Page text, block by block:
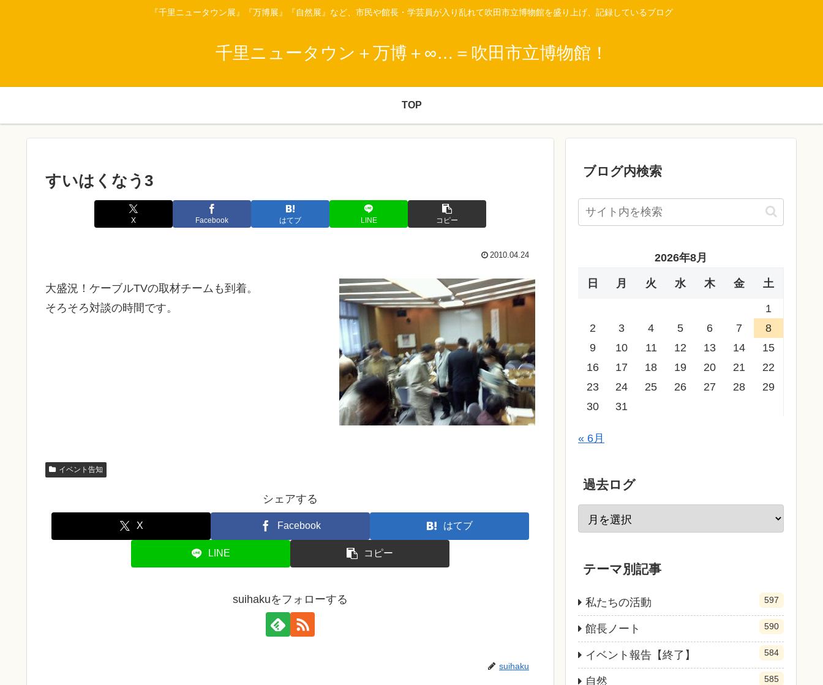
『千里ニュータウン展』『万博展』『自然展』など、市民や館長・学芸員が入り乱れて吹田市立博物館を盛り上げ、記録しているブログ
千里ニュータウン＋万博＋∞…＝吹田市立博物館！
TOP
すいはくなう3
X Facebook はてブ LINE コピー
2010.04.24
大盛況！ケーブルTVの取材チームも到着。
そろそろ対談の時間です。
イベント告知
シェアする
X Facebook はてブ
LINE コピー
suihakuをフォローする
suihaku
ブログ内検索
2026年8月
日 月 火 水 木 金 土
1
2
3 4 5 6 7
8
9
10 11 12 13 14
15
16
17 18 19 20 21
22
23
24 25 26 27 28
29
30
31
« 6月
過去ログ
テーマ別記事
私たちの活動 597
館長ノート 590
イベント報告【終了】 584
自然 585